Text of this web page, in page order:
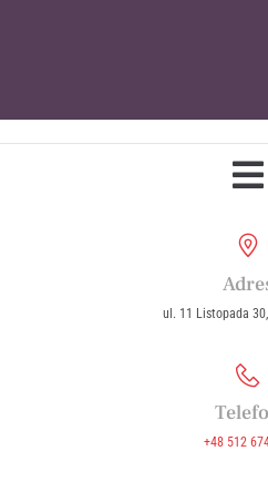
ul. 11 Listopada
+48 512